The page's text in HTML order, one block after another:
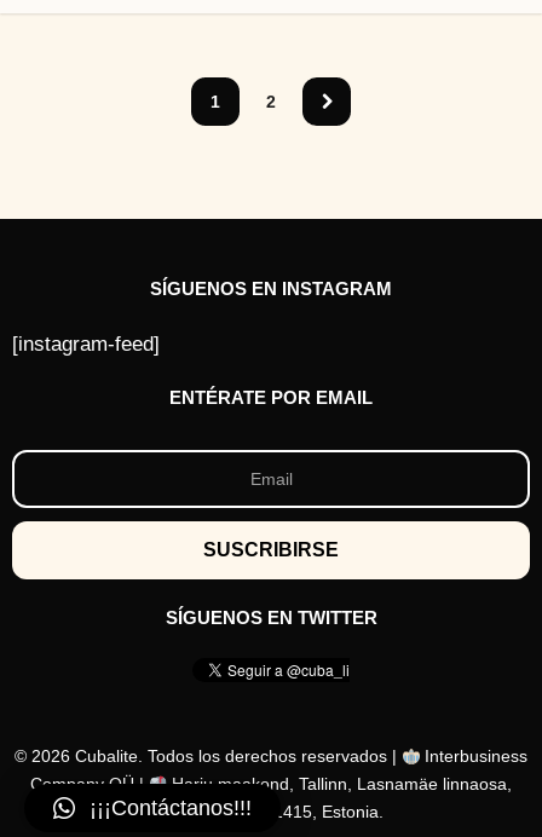
1 2
SÍGUENOS EN INSTAGRAM
[instagram-feed]
ENTÉRATE POR EMAIL
SÍGUENOS EN TWITTER
© 2026 Cubalite. Todos los derechos reservados |
Interbusiness
Company OÜ |
Harju maakond, Tallinn, Lasnamäe linnaosa,
Löötsa tn 2a, 11415, Estonia.
¡¡¡Contáctanos!!!